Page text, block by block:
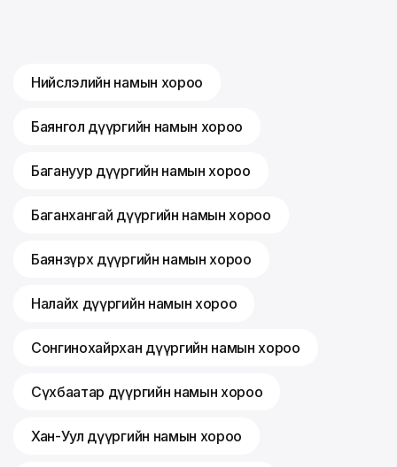
Нийслэлийн намын хороо
Баянгол дүүргийн намын хороо
Багануур дүүргийн намын хороо
Баганхангай дүүргийн намын хороо
Баянзүрх дүүргийн намын хороо
Налайх дүүргийн намын хороо
Сонгинохайрхан дүүргийн намын хороо
Сүхбаатар дүүргийн намын хороо
Хан-Уул дүүргийн намын хороо